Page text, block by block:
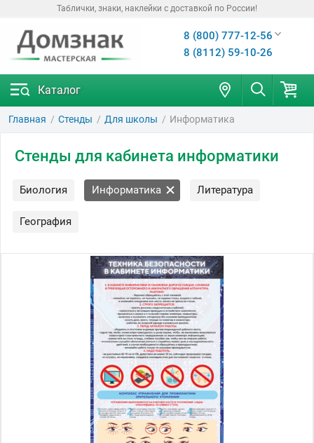
Таблички, знаки, наклейки с доставкой по России!
8 (800) 777-12-56
8 (8112) 59-10-26
Каталог
Главная Стенды Для школы Информатика
Стенды для кабинета информатики
Биология Информатика Литература
География